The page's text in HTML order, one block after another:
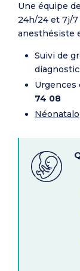
Une équipe
24h/24 et 7j/7
anesthésiste
Suivi de
Urgences
74 08